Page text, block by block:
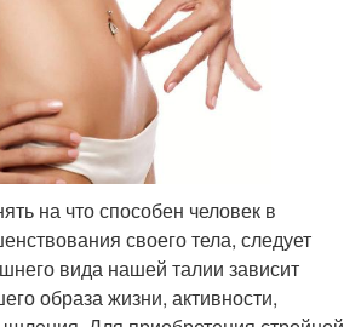
фитнес упражнения
Упражнение на мышцы
Живот в домашних
условиях
на что способен человек в
своего тела, следует
вида нашей талии зависит
образа жизни, активности,